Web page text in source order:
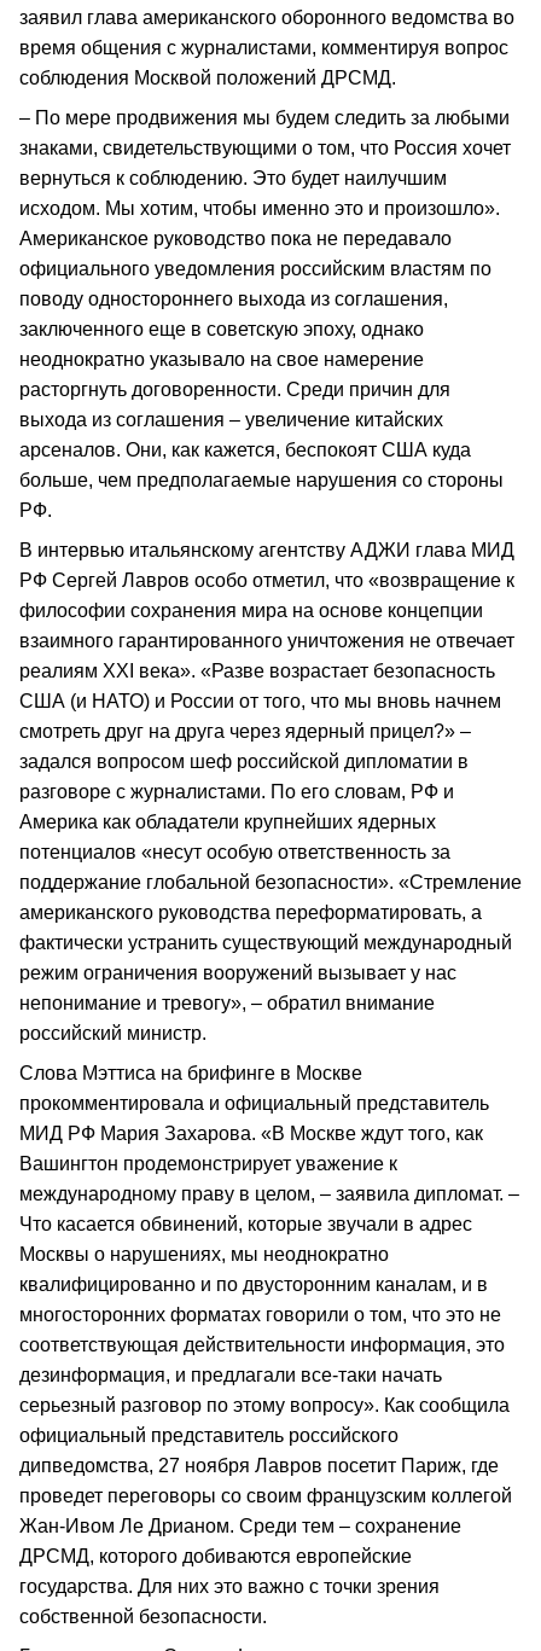
заявил глава американского оборонного ведомства во
время общения с журналистами, комментируя вопрос
соблюдения Москвой положений ДРСМД.
– По мере продвижения мы будем следить за любыми
знаками, свидетельствующими о том, что Россия хочет
вернуться к соблюдению. Это будет наилучшим
исходом. Мы хотим, чтобы именно это и произошло».
Американское руководство пока не передавало
официального уведомления российским властям по
поводу одностороннего выхода из соглашения,
заключенного еще в советскую эпоху, однако
неоднократно указывало на свое намерение
расторгнуть договоренности. Среди причин для
выхода из соглашения – увеличение китайских
арсеналов. Они, как кажется, беспокоят США куда
больше, чем предполагаемые нарушения со стороны
РФ.
В интервью итальянскому агентству АДЖИ глава МИД
РФ Сергей Лавров особо отметил, что «возвращение к
философии сохранения мира на основе концепции
взаимного гарантированного уничтожения не отвечает
реалиям XXI века». «Разве возрастает безопасность
США (и НАТО) и России от того, что мы вновь начнем
смотреть друг на друга через ядерный прицел?» –
задался вопросом шеф российской дипломатии в
разговоре с журналистами. По его словам, РФ и
Америка как обладатели крупнейших ядерных
потенциалов «несут особую ответственность за
поддержание глобальной безопасности». «Стремление
американского руководства переформатировать, а
фактически устранить существующий международный
режим ограничения вооружений вызывает у нас
непонимание и тревогу», – обратил внимание
российский министр.
Слова Мэттиса на брифинге в Москве
прокомментировала и официальный представитель
МИД РФ Мария Захарова. «В Москве ждут того, как
Вашингтон продемонстрирует уважение к
международному праву в целом, – заявила дипломат. –
Что касается обвинений, которые звучали в адрес
Москвы о нарушениях, мы неоднократно
квалифицированно и по двусторонним каналам, и в
многосторонних форматах говорили о том, что это не
соответствующая действительности информация, это
дезинформация, и предлагали все-таки начать
серьезный разговор по этому вопросу». Как сообщила
официальный представитель российского
дипведомства, 27 ноября Лавров посетит Париж, где
проведет переговоры со своим французским коллегой
Жан-Ивом Ле Дрианом. Среди тем – сохранение
ДРСМД, которого добиваются европейские
государства. Для них это важно с точки зрения
собственной безопасности.